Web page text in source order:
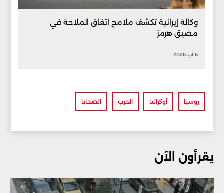
وكالة إيرانية تكشف ملامح اتفاق الملاحة في
مضيق هرمز
6 آب 2026
روسيا أوكرانيا الحرب الضحايا
يقرأون الآن